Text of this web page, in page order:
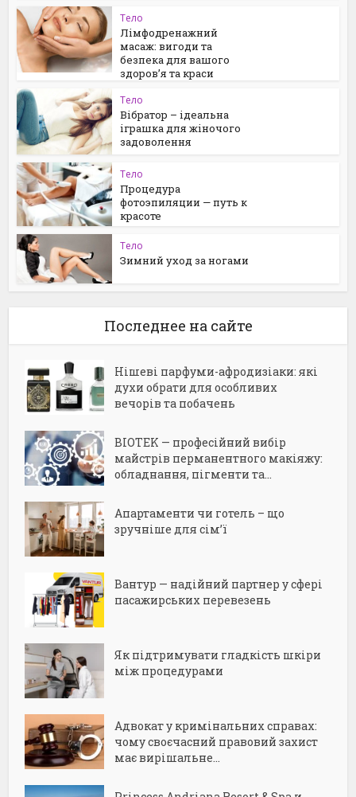
Тело
Лімфодренажний
масаж: вигоди та
безпека для вашого
здоров’я та краси
Тело
Вібратор – ідеальна
іграшка для жіночого
задоволення
Тело
Процедура
фотоэпиляции — путь к
красоте
Тело
Зимний уход за ногами
Последнее на сайте
Нішеві парфуми-афродизіаки: які
духи обрати для особливих
вечорів та побачень
BIOTEK — професійний вибір
майстрів перманентного макіяжу:
обладнання, пігменти та...
Апартаменти чи готель – що
зручніше для сім’ї
Вантур — надійний партнер у сфері
пасажирських перевезень
Як підтримувати гладкість шкіри
між процедурами
Адвокат у кримінальних справах:
чому своєчасний правовий захист
має вирішальне...